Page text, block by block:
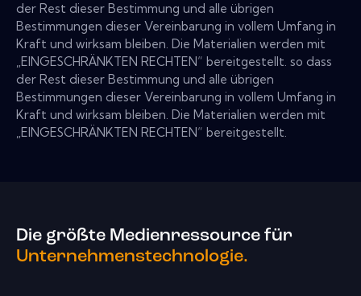
der Rest dieser Bestimmung und alle übrigen
Bestimmungen dieser Vereinbarung in vollem Umfang in
Kraft und wirksam bleiben. Die Materialien werden mit
„EINGESCHRÄNKTEN RECHTEN“ bereitgestellt. so dass
der Rest dieser Bestimmung und alle übrigen
Bestimmungen dieser Vereinbarung in vollem Umfang in
Kraft und wirksam bleiben. Die Materialien werden mit
„EINGESCHRÄNKTEN RECHTEN“ bereitgestellt.
Die größte Medienressource für
Unternehmenstechnologie.